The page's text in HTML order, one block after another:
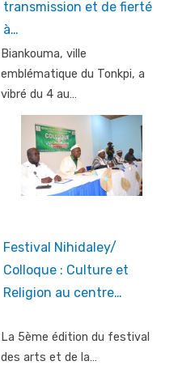
transmission et de fierté
à…
Biankouma, ville
emblématique du Tonkpi, a
vibré du 4 au…
Festival Nihidaley/
Colloque : Culture et
Religion au centre…
La 5ème édition du festival
des arts et de la…